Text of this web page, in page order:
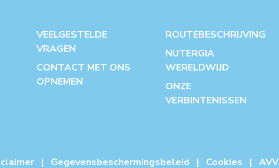
VEELGESTELDE
VRAGEN
CONTACT MET ONS
OPNEMEN
ROUTEBESCHRIJVING
NUTERGIA
WERELDWIJD
ONZE
VERBINTENISSEN
| Gegevensbeschermingsbeleid | Cookies | AVV